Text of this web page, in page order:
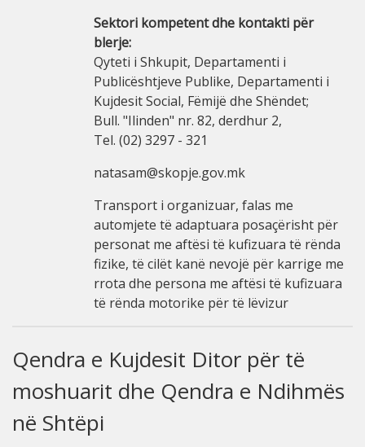
Sektori kompetent dhe kontakti për
blerje:
Qyteti i Shkupit, Departamenti i
Publicështjeve Publike, Departamenti i
Kujdesit Social, Fëmijë dhe Shëndet;
Bull. "Ilinden" nr. 82, derdhur 2,
Tel. (02) 3297 - 321
natasam@skopje.gov.mk
Transport i organizuar, falas me
automjete të adaptuara posaçërisht për
personat me aftësi të kufizuara të rënda
fizike, të cilët kanë nevojë për karrige me
rrota dhe persona me aftësi të kufizuara
të rënda motorike për të lëvizur
Qendra e Kujdesit Ditor për të
moshuarit dhe Qendra e Ndihmës
në Shtëpi